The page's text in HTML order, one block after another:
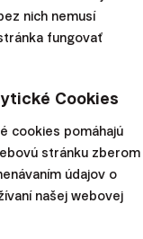
na
líšiť v
zákonov.
akcie.
nich nemusí
fungovať
Cookies
cookies pomáhajú
stránku zberom
údajov o
našej webovej